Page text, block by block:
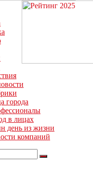
новости дня в Тульской
города
в лицах
день из жизни
компаний